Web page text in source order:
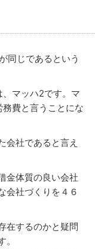
同じであるという
マッハ2です。マ
費と言うことにな
会社であると言え
金体質の良い会社
会社づくりを４６
在するのかと疑問